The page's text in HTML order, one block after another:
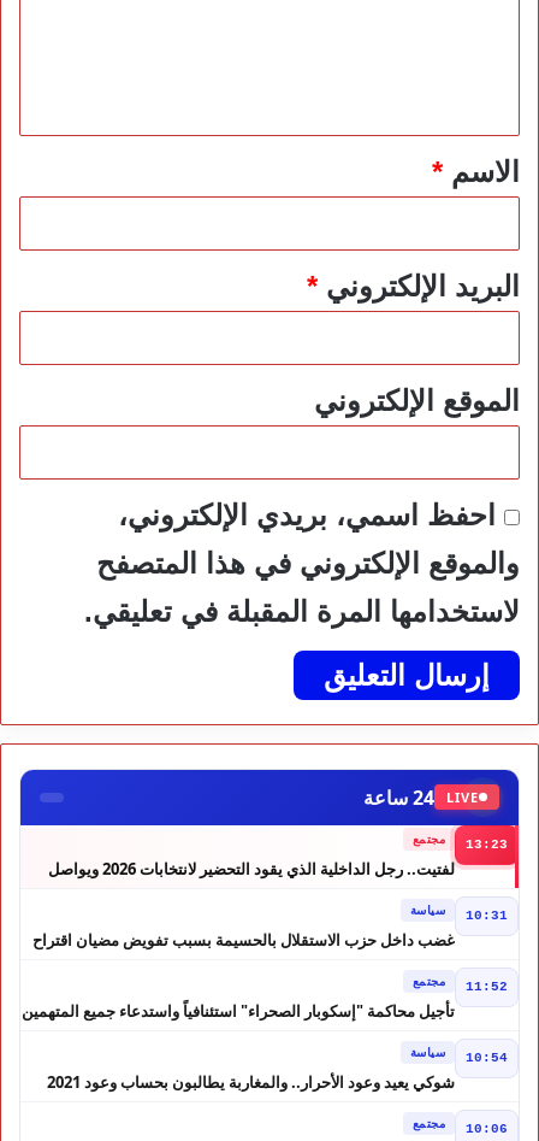
*الاسم*
البريد الإلكتروني*
الموقع الإلكتروني
احفظ اسمي، بريدي الإلكتروني،
والموقع الإلكتروني في هذا المتصفح
لاستخدامها المرة المقبلة في تعليقي.
LIVE 24 ساعة
13:23 مجتمع
لفتيت.. رجل الداخلية الذي يقود التحضير لانتخابات 2026 ويواصل
10:31 سياسة
غضب داخل حزب الاستقلال بالحسيمة بسبب تفويض مضيان اقتراح
11:52 مجتمع
تأجيل محاكمة "إسكوبار الصحراء" استئنافياً واستدعاء جميع المتهمين
10:54 سياسة
شوكي يعيد وعود الأحرار.. والمغاربة يطالبون بحساب وعود 2021
10:06 مجتمع